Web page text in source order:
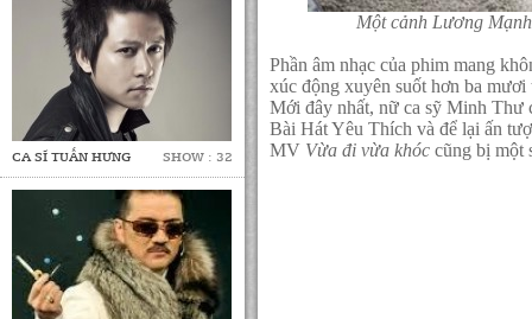
CA SĨ TUẤN HƯNG SHOW : 32
Một cảnh Lương
Phần âm nhạc của phim mang
xúc động xuyên suốt hơn ba mươi
Mới đây nhất, nữ ca sỹ Minh Thư
Bài Hát Yêu Thích và để lại ấn
MV Vừa đi vừa khóc cũng bị một